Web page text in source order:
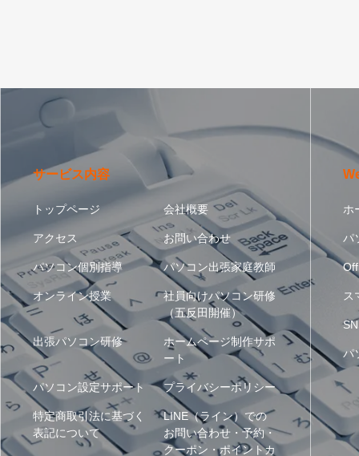
サービス内容
トップページ 会社概要
アクセス お問い合わせ
パソコン個別指導 パソコン出張家庭教師
オンライン授業
社員向けパソコン研修
（五反田開催）
出張パソコン研修
ホームページ制作サポ
ート
パソコン設定サポート プライバシーポリシー
特定商取引法に基づく
表記について
LINE（ライン）での
お問い合わせ・予約・
クーポン・ポイントカ
ホ
パ
ス
パ